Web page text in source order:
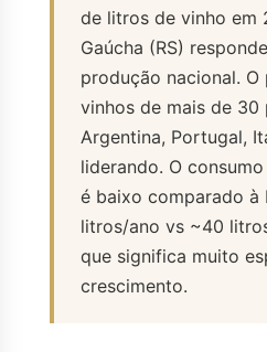
de litros de vinho em
Gaúcha (RS)
produção nacional.
vinhos de mais de 30
Argentina, Portugal,
liderando. O
é baixo comparado à
litros/ano vs ~40
que significa muito
crescimento.